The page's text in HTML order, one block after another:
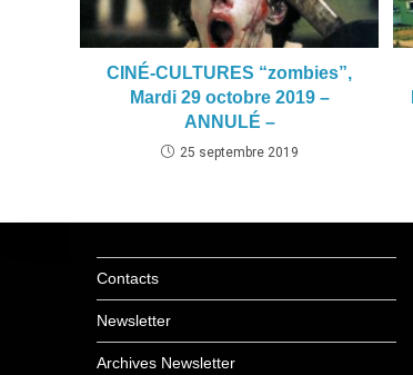
CINÉ-CULTURES “zombies”,
Mardi 29 octobre 2019 –
ANNULÉ –
25 septembre 2019
Contacts
Newsletter
Archives Newsletter